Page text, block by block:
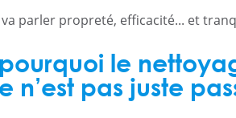
parler propreté, efficacité... et
le
pas juste